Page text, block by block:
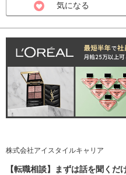
気になる
株式会社アイスタイルキャリア
【転職相談】まずは話を聞く